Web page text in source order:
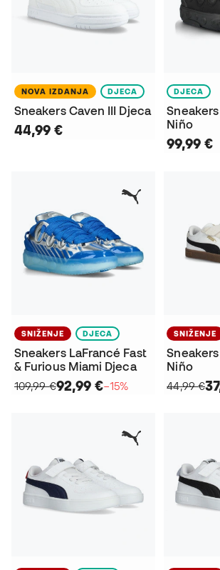
NOVA IZDANJA DJECA
Sneakers Caven III Djeca
44,99 €
DJECA
Niño
99,99 €
SNIŽENJE DJECA
Sneakers LaFrancé Fast
& Furious Miami Djeca
109,99 €92,99 €−15%
SNIŽENJE
Niño
44,99 €